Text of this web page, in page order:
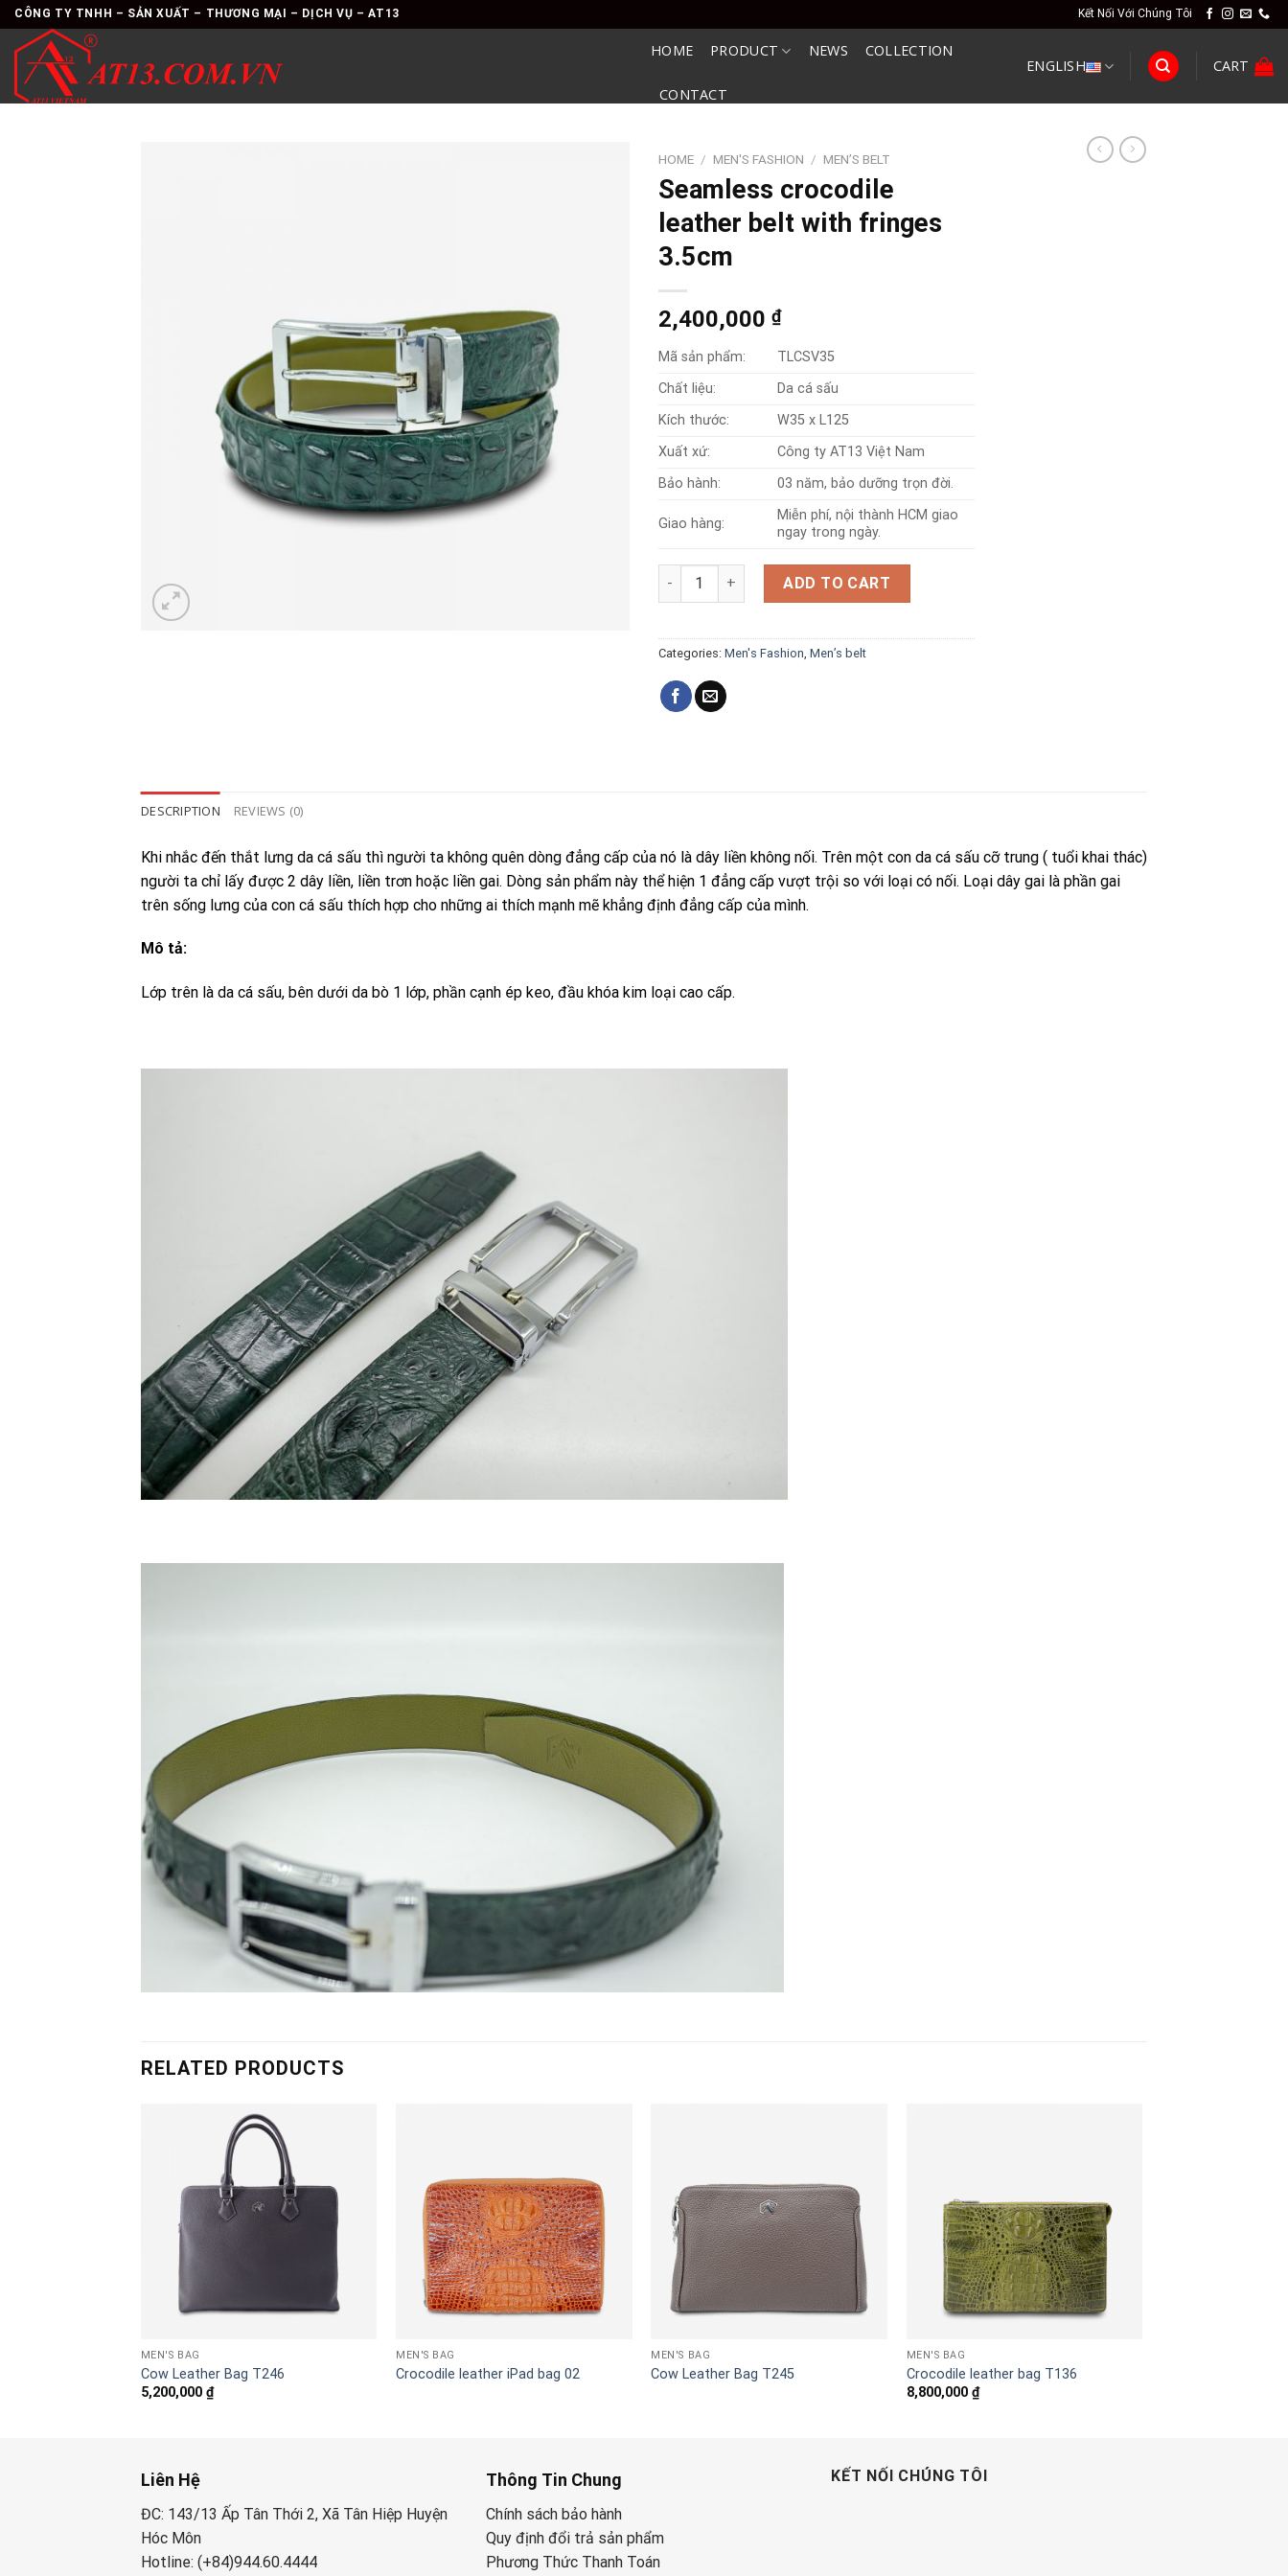
Skip
to
content
CÔNG TY TNHH – SẢN XUẤT – THƯƠNG MẠI – DỊCH VỤ – AT13 Kết Nối Với Chúng Tôi
HOME PRODUCT NEWS COLLECTION
CONTACT
ENGLISH CART
HOME / MEN'S FASHION / MEN’S BELT
Seamless crocodile
leather belt with fringes
3.5cm
2,400,000 ₫
Mã sản phẩm:
TLCSV35
Chất liệu:
Da cá sấu
Kích thước:
W35 x L125
Xuất xứ:
Công ty AT13 Việt Nam
Bảo hành:
03 năm, bảo dưỡng trọn đời.
Giao hàng:
Miễn phí, nội thành HCM giao
ngay trong ngày.
Seamless crocodile leather belt with fringes 3.5cm quantity
ADD TO CART
Categories: Men's Fashion Men’s belt
DESCRIPTION REVIEWS (0)
Khi nhắc đến thắt lưng da cá sấu thì người ta không quên dòng đẳng cấp của nó là dây liền không nối. Trên một con da cá sấu cỡ trung ( tuổi khai thác)
người ta chỉ lấy được 2 dây liền, liền trơn hoặc liền gai. Dòng sản phẩm này thể hiện 1 đẳng cấp vượt trội so với loại có nối. Loại dây gai là phần gai
trên sống lưng của con cá sấu thích hợp cho những ai thích mạnh mẽ khẳng định đẳng cấp của mình.
Mô tả:
Lớp trên là da cá sấu, bên dưới da bò 1 lớp, phần cạnh ép keo, đầu khóa kim loại cao cấp.
RELATED PRODUCTS
MEN'S BAG
Cow Leather Bag T246
5,200,000 ₫
MEN'S BAG
Crocodile leather iPad bag 02
MEN'S BAG
Cow Leather Bag T245
MEN'S BAG
Crocodile leather bag T136
8,800,000 ₫
Liên Hệ
ĐC: 143/13 Ấp Tân Thới 2, Xã Tân Hiệp Huyện
Hóc Môn
Hotline: (+84)944.60.4444
Thông Tin Chung
Chính sách bảo hành
Quy định đổi trả sản phẩm
Phương Thức Thanh Toán
KẾT NỐI CHÚNG TÔI